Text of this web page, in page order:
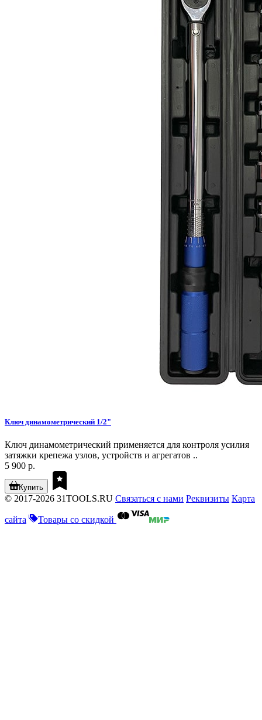
Ключ динамометрический 1/2"
Ключ динамометрический применяется для контроля усилия
затяжки крепежа узлов, устройств и агрегатов ..
5 900 р.
Купить
© 2017-2026 31TOOLS.RU Связаться с нами Реквизиты Карта
сайта Товары со скидкой